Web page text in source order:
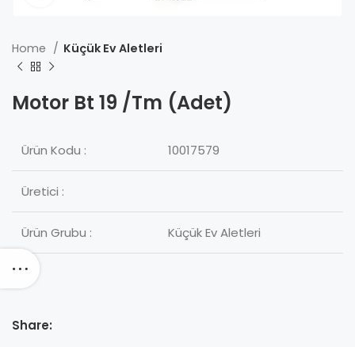
Home Küçük Ev Aletleri
Motor Bt 19 /Tm (Adet)
Ürün Kodu : 10017579
Üretici :
Ürün Grubu : Küçük Ev Aletleri
Share: